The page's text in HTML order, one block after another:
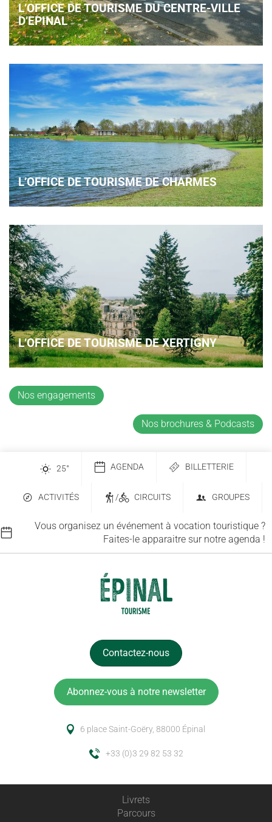
L’OFFICE DE TOURISME DU CENTRE-VILLE
D’EPINAL
L’OFFICE DE TOURISME DE CHARMES
L’OFFICE DE TOURISME DE XERTIGNY
Nos engagements
Nos brochures & Podcasts
25° AGENDA BILLETTERIE
ACTIVITÉS / CIRCUITS GROUPES
Vous organisez un événement à vocation touristique ?
Faites-le apparaitre sur notre agenda !
Contactez-nous
Abonnez-vous à notre newsletter
6 place Saint-Goëry, 88000 Épinal
+33 (0)3 29 82 53 32
Livrets
Parcours